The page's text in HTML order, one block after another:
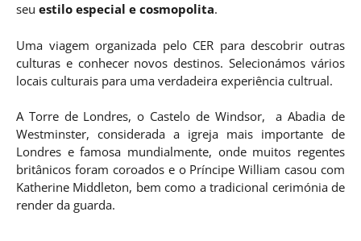
seu estilo especial e cosmopolita.
Uma viagem organizada pelo CER para descobrir outras
culturas e conhecer novos destinos. Selecionámos vários
locais culturais para uma verdadeira experiência cultrual.
A Torre de Londres, o Castelo de Windsor, a Abadia de
Westminster, considerada a igreja mais importante de
Londres e famosa mundialmente, onde muitos regentes
britânicos foram coroados e o Príncipe William casou com
Katherine Middleton, bem como a tradicional cerimónia de
render da guarda.